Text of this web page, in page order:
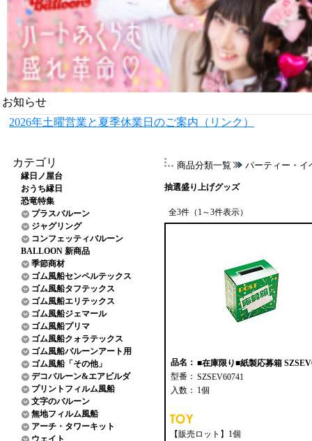
お知らせ
2026年土曜営業と夏季休業日のご案内（リンク）
カテゴリ
縁日ノ屋台
おうち縁日
恐竜特集
プラスバルーン
ジャグリング
コンフェッティバルーン
BALLOON 新商品
季節商材
ゴム風船センペルテックス
ゴム風船タフテックス
ゴム風船エリテックス
ゴム風船ジェマール
ゴム風船プリマ
ゴム風船クォラテックス
ゴム風船バルーンアート用
ゴム風船「その他」
デコバルーン&エアビルダ
プリントフィルム風船
文字のバルーン
無地フィルム風船
アーチ・タワーキット
ウェイト
商品分類一覧 パーティー・イ
抽選盛り上げグッズ
全3件（1～3件表示）
品名： ■在庫限り■紙製応募箱
型番： SZSEV60741
入数： 1個
【販売ロット】1個